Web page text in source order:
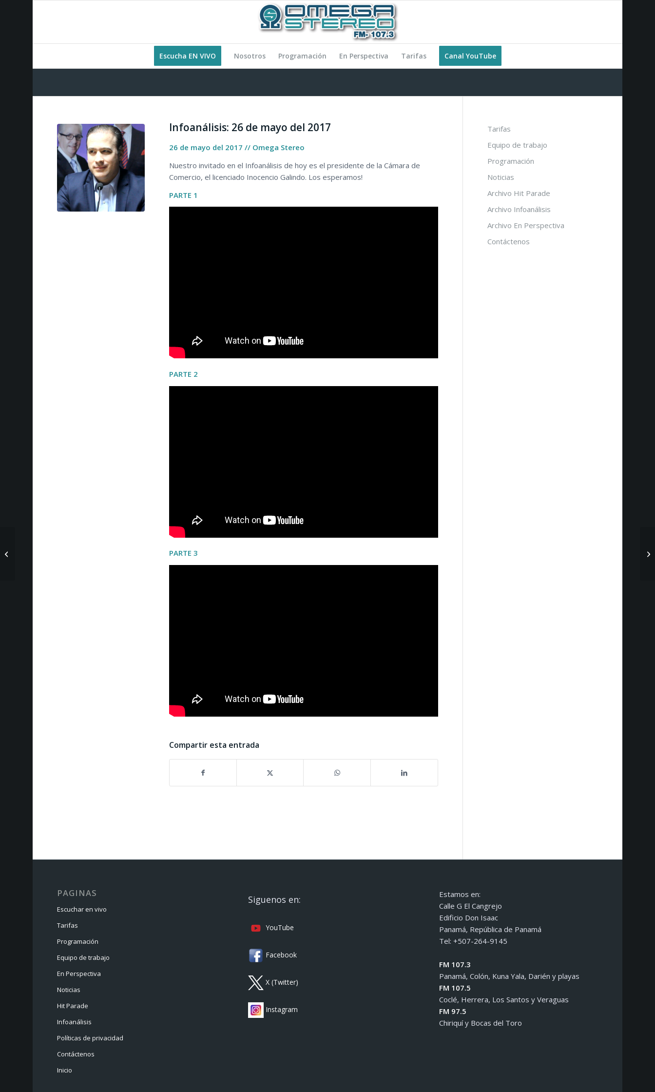
Escucha EN VIVO Nosotros Programación En Perspectiva Tarifas Canal YouTube
Infoanálisis: 26 de mayo del 2017
26 de mayo del 2017 // Omega Stereo
Nuestro invitado en el Infoanálisis de hoy es el presidente de la Cámara de
Comercio, el licenciado Inocencio Galindo. Los esperamos!
PARTE 1
PARTE 2
PARTE 3
Compartir esta entrada
Tarifas
Equipo de trabajo
Programación
Noticias
Archivo Hit Parade
Archivo Infoanálisis
Archivo En Perspectiva
Contáctenos
PAGINAS
Escuchar en vivo
Tarifas
Programación
Equipo de trabajo
En Perspectiva
Noticias
Hit Parade
Infoanálisis
Políticas de privacidad
Contáctenos
Inicio
Siguenos en:
YouTube
Facebook
X (Twitter)
Instagram
Estamos en:
Calle G El Cangrejo
Edificio Don Isaac
Panamá, República de Panamá
Tel: +507-264-9145
FM 107.3
Panamá, Colón, Kuna Yala, Darién y playas
FM 107.5
Coclé, Herrera, Los Santos y Veraguas
FM 97.5
Chiriquí y Bocas del Toro